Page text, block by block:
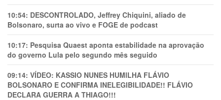
10:54: DESCONTROLADO, Jeffrey Chiquini, aliado de
Bolsonaro, surta ao vivo e FOGE de podcast
10:17: Pesquisa Quaest aponta estabilidade na aprovação
do governo Lula pelo segundo mês seguido
09:14: VÍDEO: KASSIO NUNES HUMlLHA FLÁVIO
BOLSONARO E CONFIRMA INELEGIBILIDADE!! FLÁVIO
DECLARA GUERRA A THIAGO!!!